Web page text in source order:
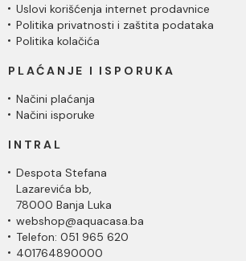
Uslovi korišćenja internet prodavnice
Politika privatnosti i zaštita podataka
Politika kolačića
PLAĆANJE I ISPORUKA
Načini plaćanja
Načini isporuke
INTRAL
Despota Stefana
Lazarevića bb,
78000 Banja Luka
webshop@aquacasa.ba
Telefon: 051 965 620
401764890000